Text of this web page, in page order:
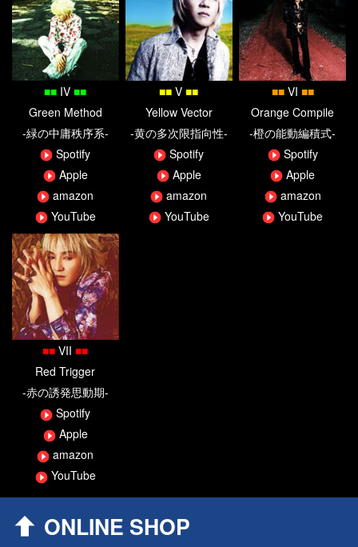
■■ IV ■■
Green Method
-緑の中庸秩序系-
Spotify
Apple
amazon
YouTube
■■ V ■■
Yellow Vector
-黄の多次限指向性-
Spotify
Apple
amazon
YouTube
■■ VI ■■
Orange Compile
-橙の能動編積式-
Spotify
Apple
amazon
YouTube
■■ VII ■■
Red Trigger
-赤の誘発思動期-
Spotify
Apple
amazon
YouTube
ONLINE SHOP